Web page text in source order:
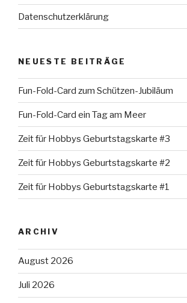
Datenschutzerklärung
NEUESTE BEITRÄGE
Fun-Fold-Card zum Schützen-Jubiläum
Fun-Fold-Card ein Tag am Meer
Zeit für Hobbys Geburtstagskarte #3
Zeit für Hobbys Geburtstagskarte #2
Zeit für Hobbys Geburtstagskarte #1
ARCHIV
August 2026
Juli 2026